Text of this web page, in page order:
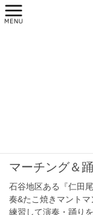
コ
ン
ナ
ビ
マーチング＆
石谷地区ある『仁田
奏&たこ焼きマント
練習して演奏・踊り